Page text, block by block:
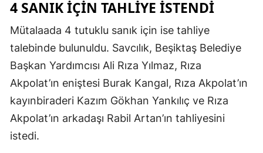
4 SANIK İÇIN TAHLIYE İSTENDI
Mütalaada 4 tutuklu sanık için ise tahliye
talebinde bulunuldu. Savcılık, Beşiktaş Belediye
Başkan Yardımcısı Ali Rıza Yılmaz, Rıza
Akpolat’ın eniştesi Burak Kangal, Rıza Akpolat’ın
kayınbiraderi Kazım Gökhan Yankılıç ve Rıza
Akpolat’ın arkadaşı Rabil Artan’ın tahliyesini
istedi.